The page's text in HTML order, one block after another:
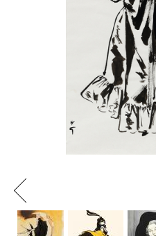
Previous